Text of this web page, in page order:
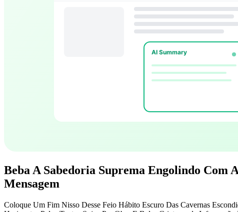
Beba A Sabedoria Suprema Engolindo Com
Mensagem
Coloque Um Fim Nisso Desse Feio Hábito Escuro Das Cavernas